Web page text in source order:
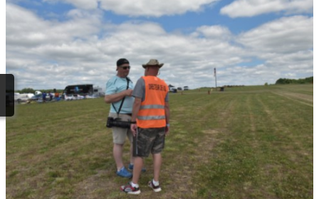
Inscription
Manifestations
Hebergements